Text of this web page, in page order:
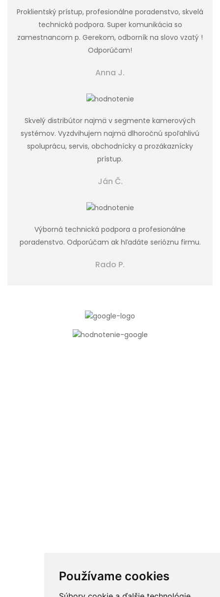
Používame cookies
Proklientský prístup, profesionálne poradenstvo, skvelá
technická podpora. Super komunikácia so
zamestnancom p. Gerekom, odborník na slovo vzatý !
Odporúčam!
Anna J.
Skvelý distribútor najmä v segmente kamerových
systémov. Vyzdvihujem najmä dlhoročnú spoľahlivú
spoluprácu, servis, obchodnícky a prozákaznícky
prístup.
Ján Č.
Výborná technická podpora a profesionálne
poradenstvo. Odporúčam ak hľadáte serióznu firmu.
Rado P.